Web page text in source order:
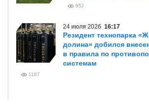
952
24 июля 2026 16:17
Резидент технопарка
долина» добился
в правила по
системам
1187